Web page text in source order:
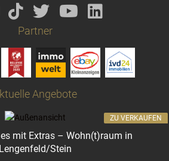
Partner
Angebote
mit Extras – Wohn(t)raum in
Lengenfeld/Stein
ZU VERKAUFEN